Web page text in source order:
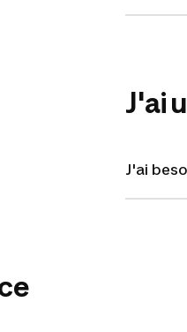
J'ai
J'ai